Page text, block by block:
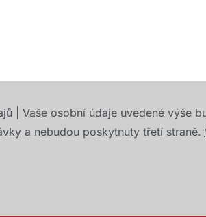
| Vaše osobní údaje uvedené výše
a nebudou poskytnuty třetí straně.